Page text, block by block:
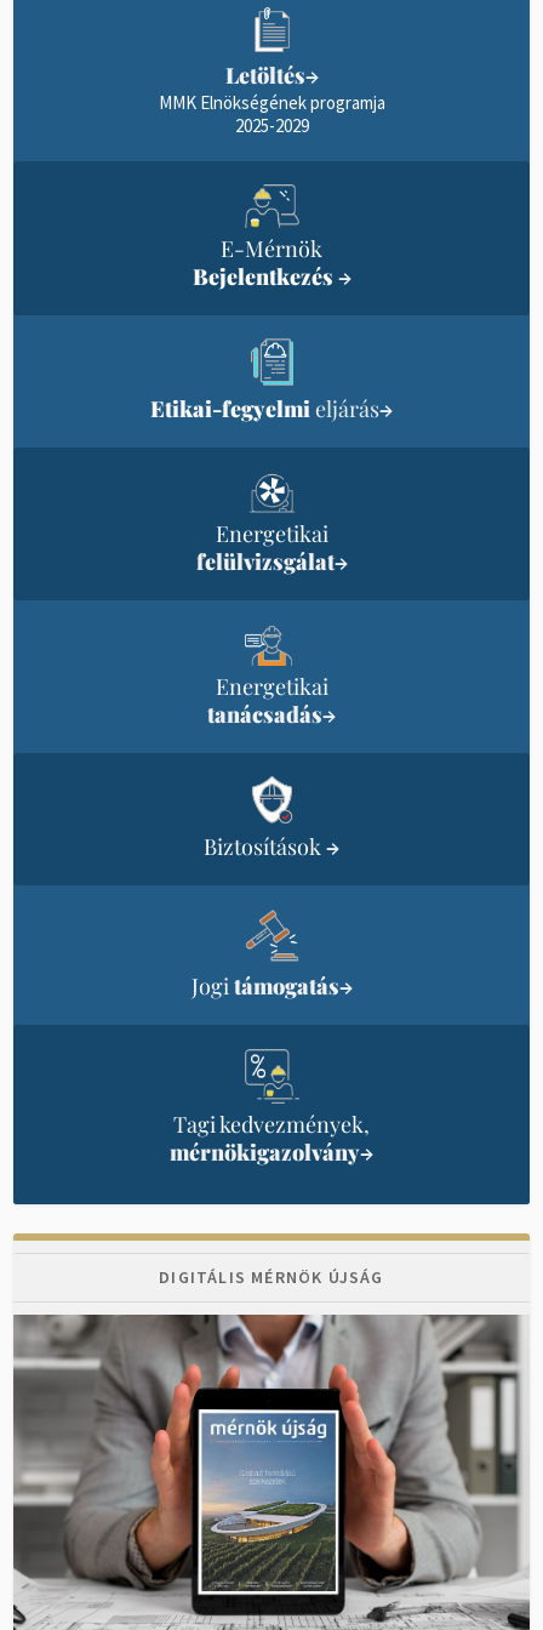
Letöltés→
MMK Elnökségének programja
2025-2029
E-Mérnök
Bejelentkezés →
Etikai-fegyelmieljárás→
Energetikai
felülvizsgálat→
Energetikai
tanácsadás→
Biztosítások→
Jogitámogatás→
Tagi kedvezmények,
mérnökigazolvány→
DIGITÁLIS MÉRNÖK ÚJSÁG